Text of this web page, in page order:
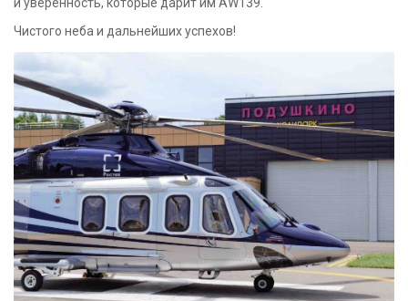
Чистого неба и дальнейших успехов!